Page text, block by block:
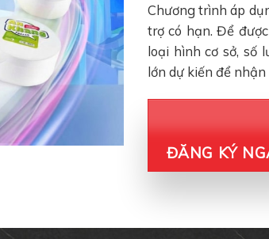
Chương trình áp
trợ có hạn. Để
loại hình cơ sở, số
lớn dự kiến để
ĐĂNG KÝ